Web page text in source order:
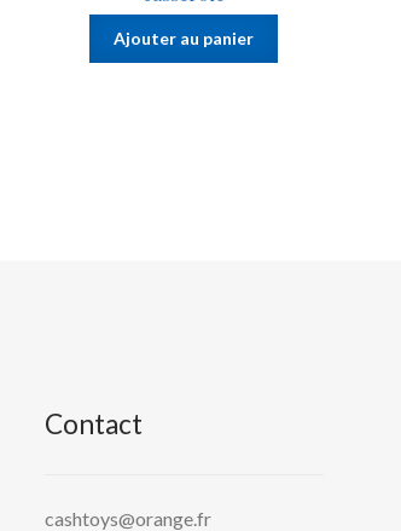
Ajouter au panier
Contact
cashtoys@orange.fr